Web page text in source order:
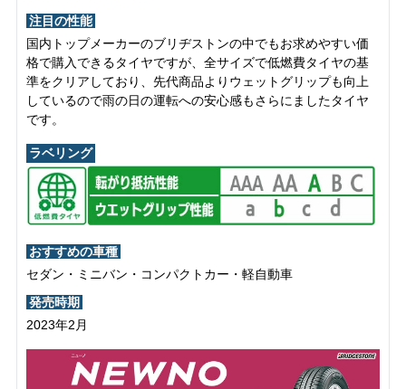
注目の性能
国内トップメーカーのブリヂストンの中でもお求めやすい価
格で購入できるタイヤですが、全サイズで低燃費タイヤの基
準をクリアしており、先代商品よりウェットグリップも向上
しているので雨の日の運転への安心感もさらにましたタイヤ
です。
ラベリング
おすすめの車種
セダン・ミニバン・コンパクトカー・軽自動車
発売時期
2023年2月